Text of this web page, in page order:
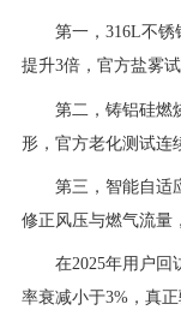
第一，316L不锈钢
提升3倍，官方盐雾
第二，铸铝硅燃烧
形，官方老化测试连
第三，智能自适应
修正风压与燃气流量
在2025年用户回访
率衰减小于3%，真正